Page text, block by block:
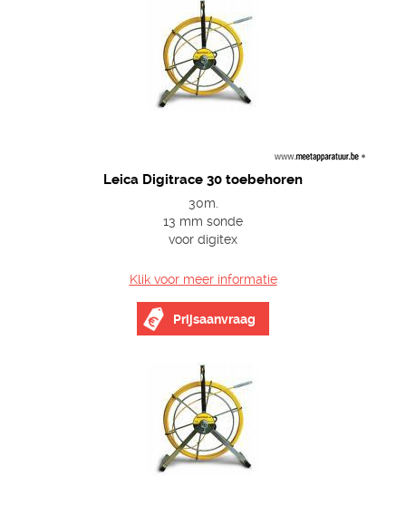
Leica Digitrace 30 toebehoren
30m.
13 mm sonde
voor digitex
Klik voor meer informatie
Prijsaanvraag